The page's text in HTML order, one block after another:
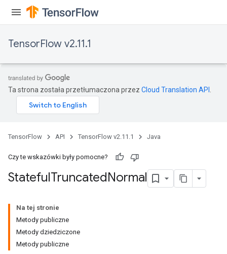
TensorFlow v2.11.1
Ta strona została przetłumaczona przez Cloud Translation API
TensorFlow API TensorFlow v2.11.1 Java
Czy te wskazówki były pomocne?
StatefulTruncatedNormal
Na tej stronie
Metody publiczne
Metody dziedziczone
Metody publiczne